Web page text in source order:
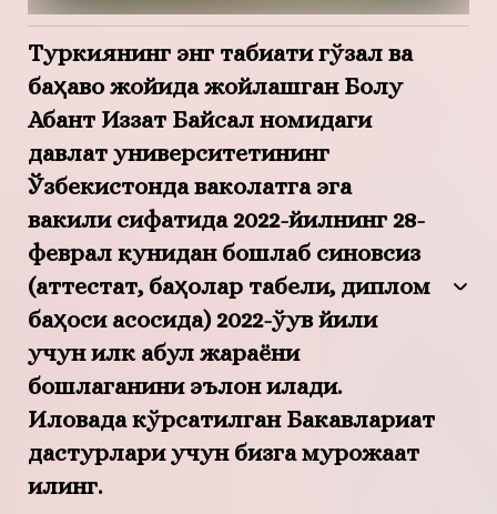
Туркиянинг энг табиати гўзал ва
баҳаво жойида жойлашган Болу
Абант Иззат Байсал номидаги
давлат университетининг
Ўзбекистонда ваколатга эга
вакили сифатида 2022-йилнинг 28-
феврал кунидан бошлаб синовсиз
(аттестат, баҳолар табели, диплом
баҳоси асосида) 2022-ўқув йили
учун илк қабул жараёни
бошлаганини эълон қилади.
Иловада кўрсатилган Бакавлариат
дастурлари учун бизга мурожаат
қилинг.